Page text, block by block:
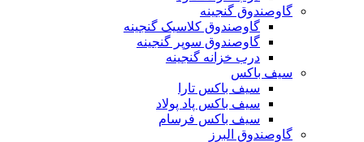
گاوصندوق گنجینه
گاوصندوق کلاسیک گنجینه
گاوصندوق سوپر گنجینه
درب خزانه گنجینه
سیف باکس
سیف باکس تارا
سیف باکس پاد پولاد
سیف باکس فرسام
گاوصندوق البرز